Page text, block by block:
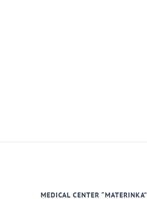
MEDICAL CENTER “MATERINKA”